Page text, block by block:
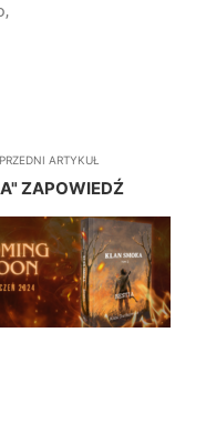
ARTYKUŁ
ZAPOWIEDŹ